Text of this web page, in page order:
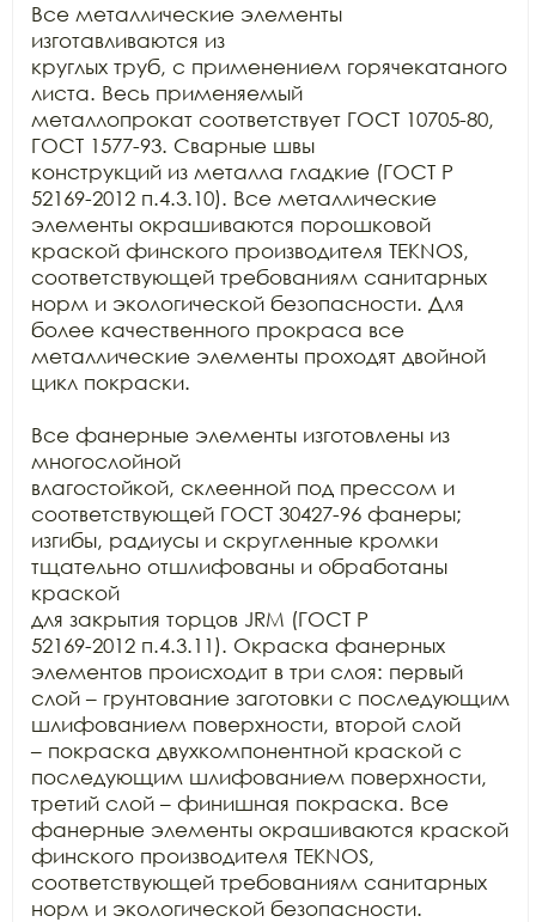
Все металлические элементы
изготавливаются из
круглых труб, с применением горячекатаного
листа. Весь применяемый
металлопрокат соответствует ГОСТ 10705-80,
ГОСТ 1577-93. Сварные швы
конструкций из металла гладкие (ГОСТ Р
52169-2012 п.4.3.10). Все металлические
элементы окрашиваются порошковой
краской финского производителя TEKNOS,
соответствующей требованиям санитарных
норм и экологической безопасности. Для
более качественного прокраса все
металлические элементы проходят двойной
цикл покраски.
Все фанерные элементы изготовлены из
многослойной
влагостойкой, склеенной под прессом и
соответствующей ГОСТ 30427-96 фанеры;
изгибы, радиусы и скругленные кромки
тщательно отшлифованы и обработаны
краской
для закрытия торцов JRM (ГОСТ Р
52169-2012 п.4.3.11). Окраска фанерных
элементов происходит в три слоя: первый
слой – грунтование заготовки с последующим
шлифованием поверхности, второй слой
– покраска двухкомпонентной краской с
последующим шлифованием поверхности,
третий слой – финишная покраска. Все
фанерные элементы окрашиваются краской
финского производителя TEKNOS,
соответствующей требованиям санитарных
норм и экологической безопасности.